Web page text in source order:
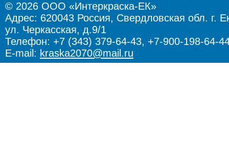
© 2026 ООО «Интеркраска-ЕК»
Адрес: 620043 Россия, Свердловская обл. г.
ул. Черкасская, д.9/1
Телефон: +7 (343) 379-64-43, +7-900-198-64-
E-mail: kraska2070@mail.ru